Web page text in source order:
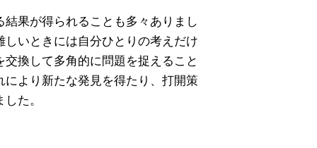
果が得られることも多々ありまし
いときには自分ひとりの考えだけ
換して多角的に問題を捉えること
より新たな発見を得たり、打開策
た。